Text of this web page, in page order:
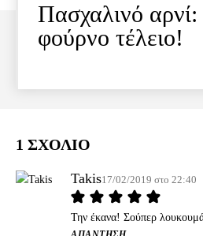
Πασχαλινό αρνί:
φούρνο τέλειο!
1 ΣΧΟΛΙΟ
Takis17/02/2019 στο 22:40
Την έκανα! Σούπερ